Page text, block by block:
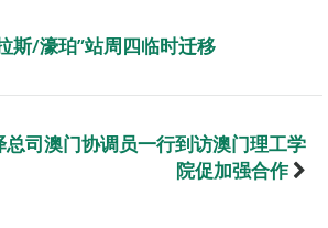
斯/濠珀”站周四临时迁移
总司澳门协调员一行到访澳门理工学
院促加强合作